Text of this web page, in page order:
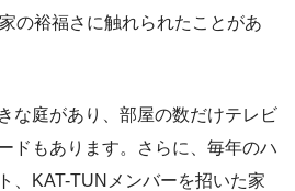
の裕福さに触れられたことがあ
な庭があり、部屋の数だけテレビ
ドもあります。さらに、毎年のハ
、KAT-TUNメンバーを招いた家